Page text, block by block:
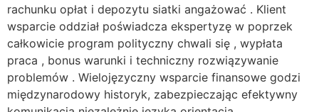
rachunku opłat i depozytu siatki angażować . Klient
wsparcie oddział poświadcza ekspertyzę w poprzek
całkowicie program polityczny chwali się , wypłata
praca , bonus warunki i techniczny rozwiązywanie
problemów . Wielojęzyczny wsparcie finansowe godzi
międzynarodowy historyk, zabezpieczając efektywny